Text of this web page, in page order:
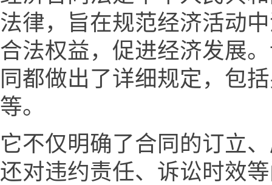
法律，旨在规范经济活动
合法权益，促进经济发展
同都做出了详细规定，包
等。
它不仅明确了合同的订立
还对违约责任、诉讼时效